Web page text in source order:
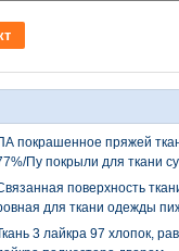
покрашенное пряжей
Пу покрыли для ткани
поверхность
для ткани одежды
3 лайкра 97 хлопок,